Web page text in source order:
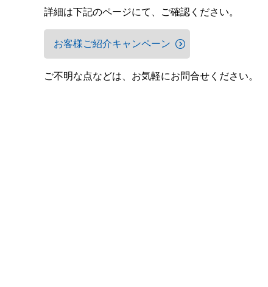
詳細は下記のページにて、ご確認ください。
お客様ご紹介キャンペーン
ご不明な点などは、お気軽にお問合せください。